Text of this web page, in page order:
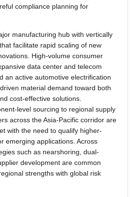
compliance planning for
manufacturing hub with vertically
facilitate rapid scaling of new
High-volume consumer
data center and telecom
an active automotive electrification
material demand toward both
cost-effective solutions.
level sourcing to regional supply
across the Asia-Pacific corridor are
with the need to qualify higher-
emerging applications. Across
such as nearshoring, dual-
development are common
strengths with global risk